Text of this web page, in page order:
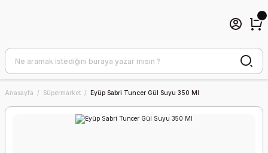
Anasayfa Süpermarket Eyüp Sabri Tuncer Gül Suyu 350 Ml